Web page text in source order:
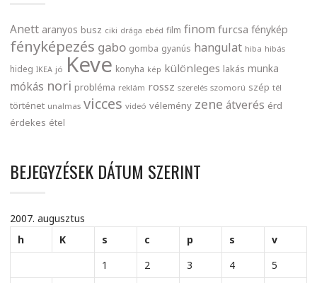
Anett aranyos busz ciki drága ebéd film finom furcsa fénykép
fényképezés gabo gomba gyanús hangulat hiba hibás
hideg IKEA jó Keve konyha kép különleges lakás munka
mókás nori probléma reklám rossz szerelés szomorú szép tél
történet unalmas vicces videó vélemény zene átverés érd
érdekes étel
BEJEGYZÉSEK DÁTUM SZERINT
2007. augusztus
h
K s c p s
v
1
2 3 4
5